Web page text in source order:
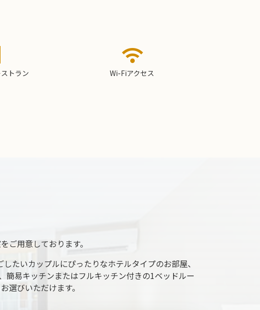
トラン
wifi
Wi-Fiアクセス
ご用意しております。
たいカップルにぴったりなホテルタイプのお部屋、
易キッチンまたはフルキッチン付きの1ベッドルー
選びいただけます。